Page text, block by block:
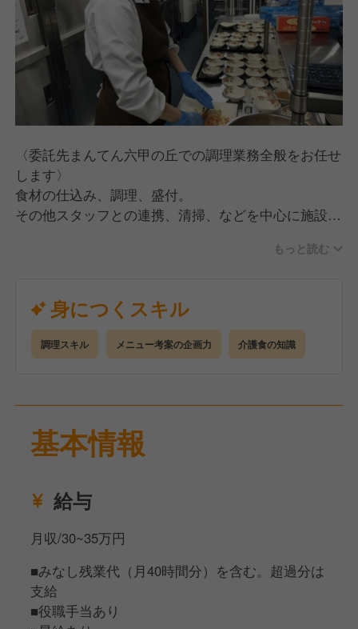
〈委託先まんてん六甲の丘での調理業務全般をお任せ
します〉
食材の仕込み、調理、盛付。
その他スタッフとの連携、清掃、などを中心に施設内
食事提供のみで、介護の仕事はございません。
レシピ等は当社栄養士によって考えられているので調
理作業がメインで安心して始められます。
レパートリー豊富で毎日違うメニューなので飽きもこ
ず調理できますよ♪
お昼ご飯のひとときが一日の中で、これまで以上に
「楽しみの時間」になれるよう、そして午後からの活
ましょう。
もっと読む
身につくスキル
調理スキル メニュー考案の企画力 介護食の知識
基本情報
給与
月収/30~35万円
■みなし残業代（月40時間分）を含む。超過分は
支給
■役職手当あり